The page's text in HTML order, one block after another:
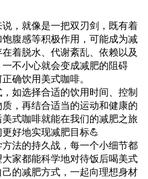
，就像是一把双刃剑，既有着
腹感等积极作用，可能成为减
着脱水、代谢紊乱、依赖以及
不小心就会变成减肥的阻碍
确饮用美式咖啡。
如选择合适的饮用时间、控制
，再结合适当的运动和健康的
式咖啡就能在我们的减肥之旅
好地实现减肥目标💪
法的持久战，每一个小细节都
家都能科学地对待饭后喝美式
的减肥方式，一起向理想身材